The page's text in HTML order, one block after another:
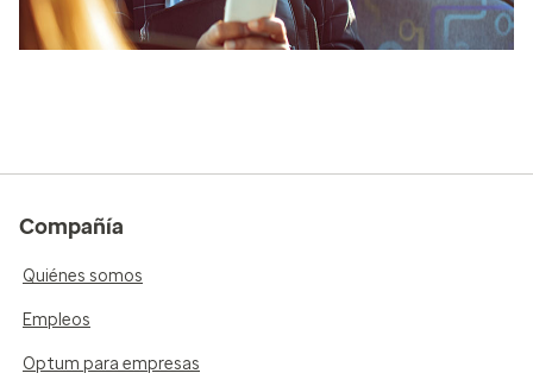
Compañía
Quiénes somos
Empleos
Optum para empresas